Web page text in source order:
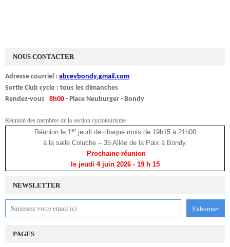
NEWSLETTER
PAGES
NOUS CONTACTER
Adresse courriel : abcevbondy.gmail.com
Sortie Club cyclo : tous les dimanches
Rendez-vous 8h00 - Place Neuburger - Bondy
Réunion des membres de la section cyclotourisme
Réunion le 1erjeudi de chaque mois de 19h15 à 21h00
à la salle Coluche – 35 Allée de la Paix à Bondy.
Prochaine réunion
le jeudi 4 juin 2026 - 19 h 15